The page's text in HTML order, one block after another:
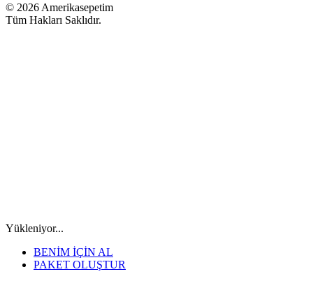
© 2026 Amerikasepetim
Tüm Hakları Saklıdır.
Yükleniyor...
BENİM İÇİN AL
PAKET OLUŞTUR